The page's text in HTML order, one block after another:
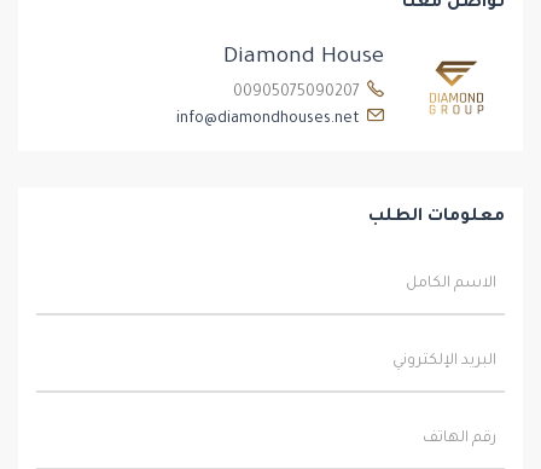
Diamond House
info@diamondhouses.net
معلومات الطلب